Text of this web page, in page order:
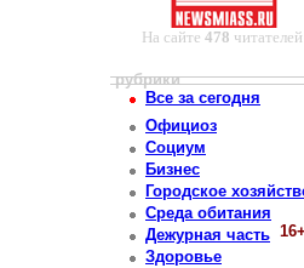
На сайте 478 читателей
рубрики
Все за сегодня
Официоз
Социум
Бизнес
Городское
Среда обитания
Дежурная часть 16+
Здоровье